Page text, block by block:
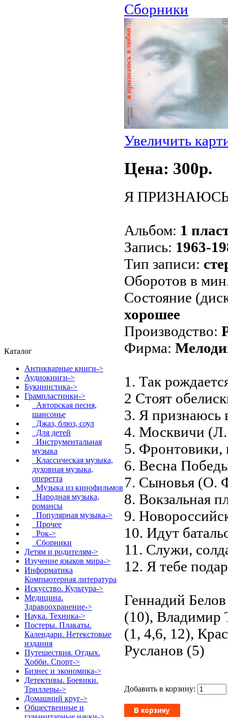
Каталог
Антикварные книги->
Аудиокниги->
Букинистика->
Грампластинки->
Авторская песня,
шансонье
Джаз, блюз, соул
Для детей
Инструментальная
музыка
Классическая музыка,
духовная музыка,
оперетта
Музыка из кинофильмов
Народная музыка,
романсы
Популярная музыка->
Прочее
Рок->
Сборники
Детям и родителям->
Изучение языков мира->
Информатика
Компьютерная литература
Искусство. Культура->
Медицина.
Здравоохранение->
Наука. Техника->
Постеры. Плакаты.
Календари. Нетекстовые
издания
Путешествия. Отдых.
Хобби. Спорт->
Бизнес и экономика->
Детективы. Боевики.
Триллеры->
Домашний круг->
Общественные и
Сборники
Увеличить
Цена: 300p.
Я ПРИЗНАЮСЬ
Альбом: 1
Запись: 1963-
Тип записи:
Оборотов в
Состояние
хорошее
Производство:
Фирма:
1. Так
2 Стоят
3. Я признаюсь
4. Москвичи
5. Фронтовики,
6. Весна
7. Сыновья (О.
8. Вокзальная
9.
10. Идут
11. Служи,
12. Я тебе
Геннадий
(10), Владимир
(1, 4,6, 12),
Русланов (5)
Добавить в корзину: